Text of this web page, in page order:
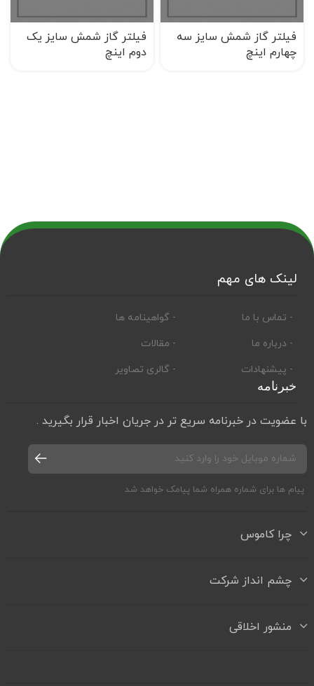
فیلتر گاز شمش سایز سه
چهارم اینچ
فیلتر گاز شمش سایز یک
دوم اینچ
لینک های مهم
- تماس با ما
- درباره ما
- پیشنهادات
- گواهینامه ها
- مقالات
- گالری تصاویر
خبرنامه
با عضویت در خبرنامه سریع تر در جریان اخبار قرار بگیرید .
پیام ها برای شماره همراه شما پیامک خواهد شد
چرا کاموس
چشم انداز شرکت
منشور اخلاقی